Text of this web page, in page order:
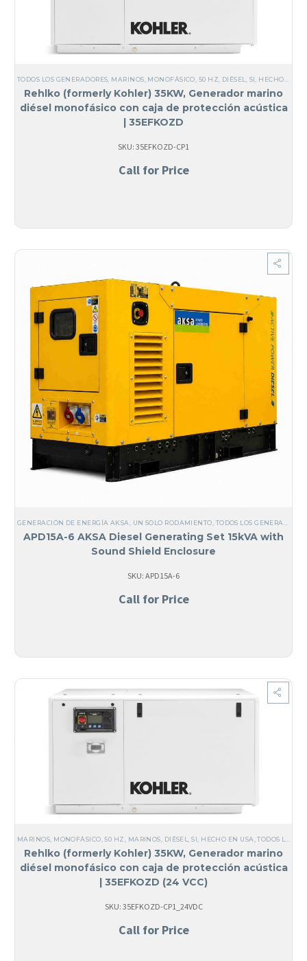
TODOS LOS GENERADORES MARINOS MONOFÁSICO 50 HZ DIÉSEL SI, HECHO EN USA
Rehlko (formerly Kohler) 35KW, Generador marino
diésel monofásico con caja de protección acústica
| 35EFKOZD
SKU: 35EFKOZD-CP1
Call for Price
GENERACIÓN DE ENERGÍA AKSA UN SOLO RODAMIENTO TODOS LOS GENERADORES
APD15A-6 AKSA Diesel Generating Set 15kVA with
Sound Shield Enclosure
SKU: APD15A-6
Call for Price
MARINOS MONOFÁSICO 50 HZ MARINOS DIÉSEL ,SI, HECHO EN USA ,TODOS LOS GENERADORES
Rehlko (formerly Kohler) 35KW, Generador marino
diésel monofásico con caja de protección acústica
| 35EFKOZD (24 VCC)
SKU: 35EFKOZD-CP1_24VDC
Call for Price